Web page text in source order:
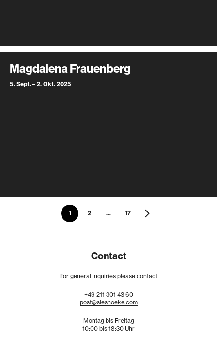
Magdalena Frauenberg
5. Sept. – 2. Okt. 2025
1 2 … 17
Contact
For general inquiries please contact
+49 211 301 43 60
post@sieshoeke.com
Montag bis Freitag
10:00 bis 18:30 Uhr